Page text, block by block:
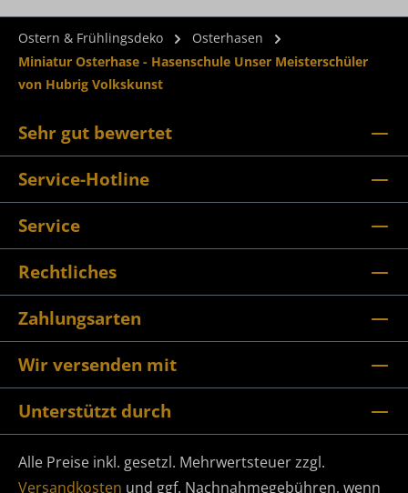
Ostern & Frühlingsdeko
Osterhasen
Miniatur Osterhase - Hasenschule Unser Meisterschüler
von Hubrig Volkskunst
Sehr gut bewertet
Service-Hotline
Service
Rechtliches
Zahlungsarten
Wir versenden mit
Unterstützt durch
Alle Preise inkl. gesetzl. Mehrwertsteuer zzgl.
Versandkosten und ggf. Nachnahmegebühren, wenn